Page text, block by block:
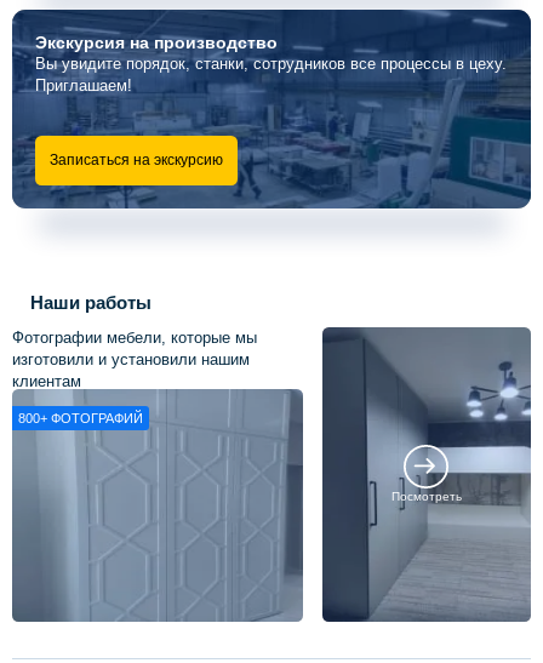
Экскурсияна производство
Вы увидите порядок, станки, сотрудников все процессы в цеху.
Приглашаем!
Записаться на экскурсию
Наши работы
Фотографии мебели, которые мы
изготовили и установили нашим
клиентам
800+ ФОТОГРАФИЙ
Посмотреть